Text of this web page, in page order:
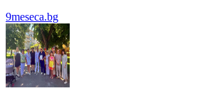
9meseca.bg